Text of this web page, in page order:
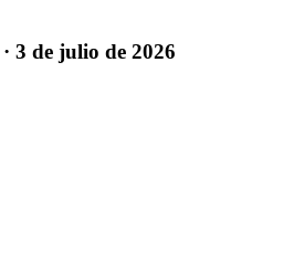
3 de julio de 2026